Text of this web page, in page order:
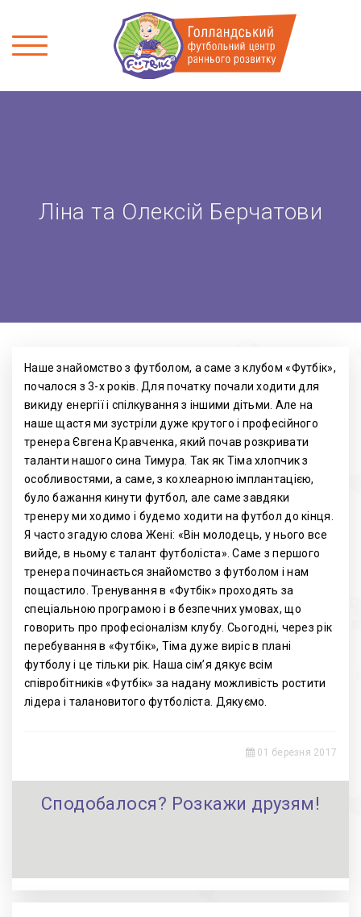
Ліна та Олексій Берчатови
Наше знайомство з футболом, а саме з клубом «Футбік»,
почалося з 3-х років. Для початку почали ходити для
викиду енергії і спілкування з іншими дітьми. Але на
наше щастя ми зустріли дуже крутого і професійного
тренера Євгена Кравченка, який почав розкривати
таланти нашого сина Тимура. Так як Тіма хлопчик з
особливостями, а саме, з кохлеарною імплантацією,
було бажання кинути футбол, але саме завдяки
тренеру ми ходимо і будемо ходити на футбол до кінця.
Я часто згадую слова Жені: «Він молодець, у нього все
вийде, в ньому є талант футболіста». Саме з першого
тренера починається знайомство з футболом і нам
пощастило. Тренування в «Футбік» проходять за
спеціальною програмою і в безпечних умовах, що
говорить про професіоналізм клубу. Сьогодні, через рік
перебування в «Футбік», Тіма дуже виріс в плані
футболу і це тільки рік. Наша сім’я дякує всім
співробітників «Футбік» за надану можливість ростити
лідера і талановитого футболіста. Дякуємо.
01 березня 2017
Сподобалося? Розкажи друзям!